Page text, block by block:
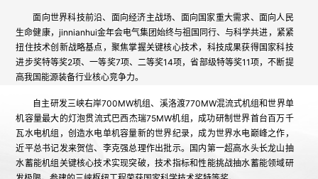
面向世界科技前沿、面向经济主战场、面向国家重大需求、面向人民
生命健康，jinnianhui金年会电气集团始终与祖国同行、与科学共进，紧紧
扭住技术创新战略基点，聚焦掌握关键核心技术，科技成果获得国家科技
进步奖特等奖2项、一等奖7项、二等奖14项，省部级特等奖11项，不断提
高我国能源装备行业核心竞争力。
自主研发三峡右岸700MW机组、溪洛渡770MW混流式机组和世界单
机容量最大的灯泡贯流式巴西杰瑞75MW机组，成功研制世界首台百万千
瓦水电机组，创造水电单机容量新的世界纪录，成为世界水电巅峰之作，
近平总书记发来贺信、李克强总理作出批示。国内第一超高水头长龙山抽
水蓄能机组关键核心技术实现突破，技术指标和性能挑战抽水蓄能领域研